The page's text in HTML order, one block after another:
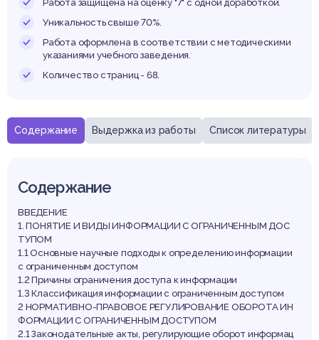
Содержание Выдержка из работы Список литературы
Содержание
ВВЕДЕНИЕ
1. ПОНЯТИЕ И ВИДЫ ИНФОРМАЦИИ С ОГРАНИЧЕННЫМ ДОС
ТУПОМ
1.1 Основные научные подходы к определению информации
с ограниченным доступом
1.2 Причины ограничения доступа к информации
1.3 Классификация информации с ограниченным доступом
2 НОРМАТИВНО-ПРАВОВОЕ РЕГУЛИРОВАНИЕ ОБОРОТА ИН
ФОРМАЦИИ С ОГРАНИЧЕННЫМ ДОСТУПОМ
2.1 Законодательные акты, регулирующие оборот информац
Работа защищена на оценку "7" с одной доработкой.
Уникальность свыше 70%.
Работа оформлена в соответствии с методическими
указаниями учебного заведения.
Количество страниц - 68.